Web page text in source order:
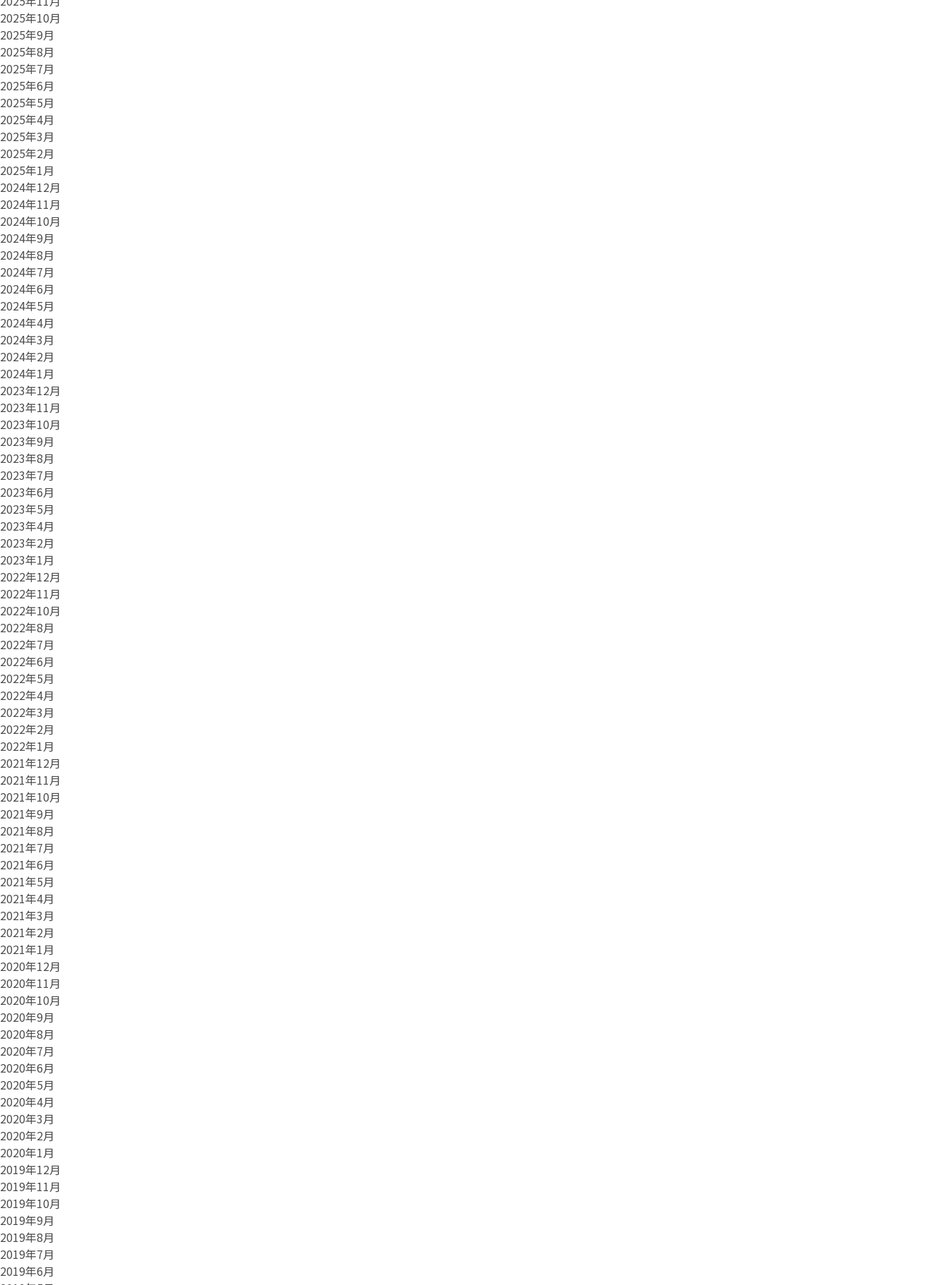
2025年10月
2025年9月
2025年8月
2025年7月
2025年6月
2025年5月
2025年4月
2025年3月
2025年2月
2025年1月
2024年12月
2024年11月
2024年10月
2024年9月
2024年8月
2024年7月
2024年6月
2024年5月
2024年4月
2024年3月
2024年2月
2024年1月
2023年12月
2023年11月
2023年10月
2023年9月
2023年8月
2023年7月
2023年6月
2023年5月
2023年4月
2023年2月
2023年1月
2022年12月
2022年11月
2022年10月
2022年8月
2022年7月
2022年6月
2022年5月
2022年4月
2022年3月
2022年2月
2022年1月
2021年12月
2021年11月
2021年10月
2021年9月
2021年8月
2021年7月
2021年6月
2021年5月
2021年4月
2021年3月
2021年2月
2021年1月
2020年12月
2020年11月
2020年10月
2020年9月
2020年8月
2020年7月
2020年6月
2020年5月
2020年4月
2020年3月
2020年2月
2020年1月
2019年12月
2019年11月
2019年10月
2019年9月
2019年8月
2019年7月
2019年6月